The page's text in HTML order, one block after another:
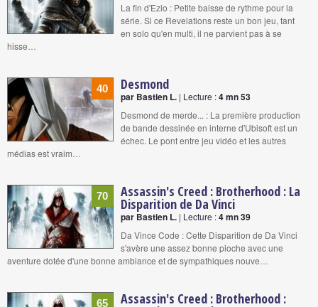
La fin d'Ezio : Petite baisse de rythme pour la
série. Si ce Revelations reste un bon jeu, tant
en solo qu'en multi, il ne parvient pas à se
hisse…
40 Desmond
par Bastien L. | Lecture :4 mn 53
Desmond de merde... : La première production
de bande dessinée en interne d'Ubisoft est un
échec. Le pont entre jeu vidéo et les autres
médias est vraim…
70 Assassin's Creed : Brotherhood : La
Disparition de Da Vinci
par Bastien L. | Lecture :4 mn 39
Da Vince Code : Cette Disparition de Da Vinci
s'avère une assez bonne pioche avec une
aventure dotée d'une bonne ambiance et de sympathiques nouve…
65 Assassin's Creed : Brotherhood :